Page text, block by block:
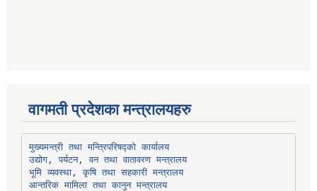
वागमती प्रदेशका मन्त्रालयहरु
मुख्यमन्त्री तथा मन्त्रिपरिषद्को कार्यालय
उद्योग, पर्यटन, वन तथा वातावरण मन्त्रालय
भूमि व्यवस्था, कृषि तथा सहकारी मन्त्रालय
आन्तरिक मामिला तथा कानुन मन्त्रालय